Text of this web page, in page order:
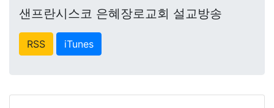
샌프란시스코 은혜장로교회 설교방송
RSS iTunes